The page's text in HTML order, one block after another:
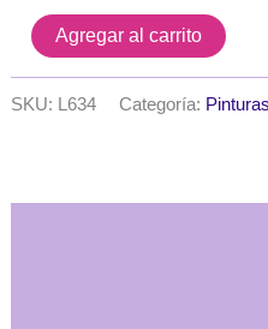
Sellador
universal
Alba
x
Agregar al carrito
SKU: L634 Categoría: Pinturas